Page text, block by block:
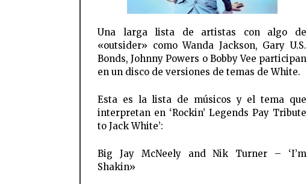
Una larga lista de artistas con algo de
«outsider» como Wanda Jackson, Gary U.S.
Bonds, Johnny Powers o Bobby Vee participan
en un disco de versiones de temas de White.
Esta es la lista de músicos y el tema que
interpretan en ‘Rockin’ Legends Pay Tribute
to Jack White’:
Big Jay McNeely and Nik Turner – ‘I’m
Shakin»